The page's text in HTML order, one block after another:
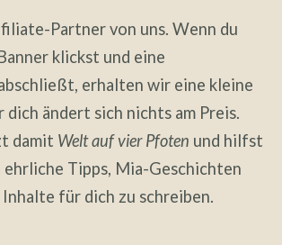
Partner von uns. Wenn du
klickst und eine
erhalten wir eine kleine
dich ändert sich nichts am Preis.
damit Welt auf vier Pfoten und hilfst
Tipps, Mia-Geschichten
für dich zu schreiben.